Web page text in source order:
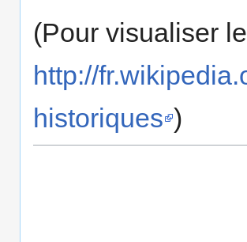
(Pour visualiser
http://
historiques )